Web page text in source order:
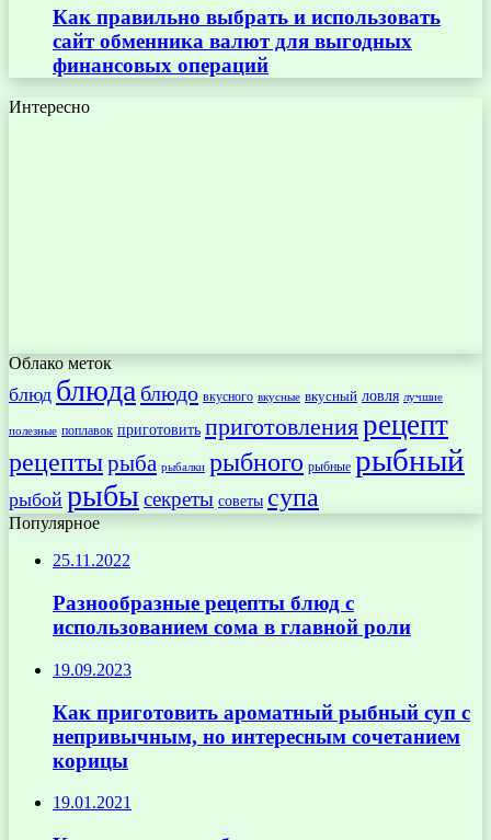
Как правильно выбрать и использовать
сайт обменника валют для выгодных
финансовых операций
Интересно
Облако меток
блюд блюда блюдо вкусного вкусные вкусный ловля лучшие
полезные поплавок приготовить приготовлениярецепт
рецептырыба рыбалки рыбного рыбные рыбный
рыбой рыбысекреты советы супа
Популярное
25.11.2022
Разнообразные рецепты блюд с
использованием сома в главной роли
19.09.2023
Как приготовить ароматный рыбный суп с
непривычным, но интересным сочетанием
корицы
19.01.2021